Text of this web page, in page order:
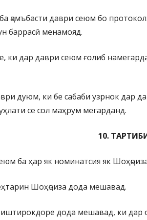
ба ҷамъбасти даври сеюм бо
баррасӣ менамояд.
ки дар даври сеюм ғолиб
дуюм, ки бе сабаби узрнок дар
се сол маҳрум мегарданд.
10.
ба ҳар як номинатсия як
Шоҳҷоиза дода мешавад.
иштирокдоре дода мешавад, ки дар